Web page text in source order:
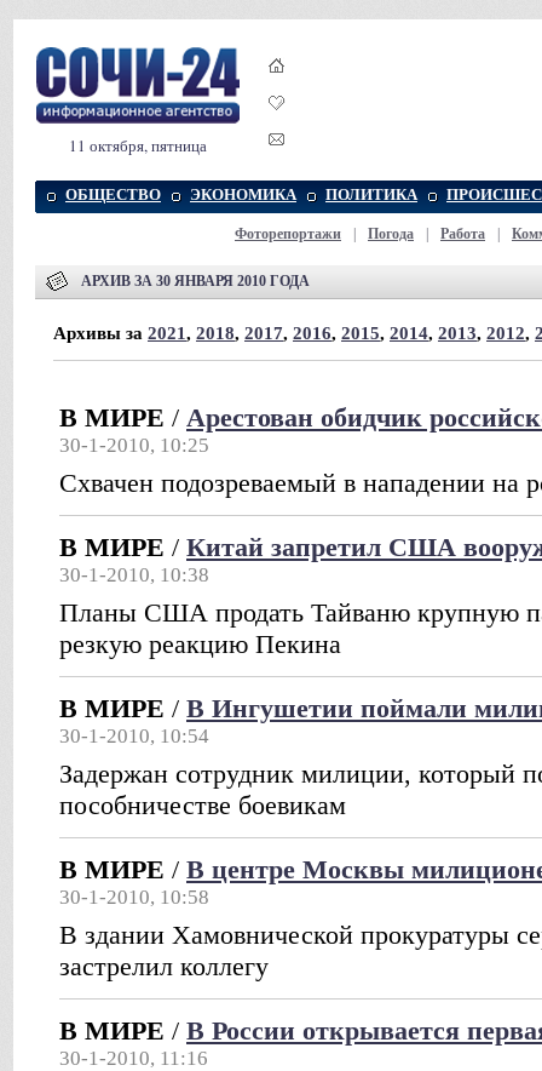
11 октября, пятница
ОБЩЕСТВО ЭКОНОМИКА ПОЛИТИКА
Фоторепортажи Погода Работа
АРХИВ ЗА 30 ЯНВАРЯ 2010 ГОДА
Архивы за 2021, 2018, 2017, 2016, 2015, 2014, 2013, 2012,
В МИРЕ / Арестован обидчик
30-1-2010, 10:25
Схвачен подозреваемый в нападении на
В МИРЕ / Китай запретил США
30-1-2010, 10:38
Планы США продать Тайваню крупную
резкую реакцию Пекина
В МИРЕ / В Ингушетии поймали
30-1-2010, 10:54
Задержан сотрудник милиции, который
пособничестве боевикам
В МИРЕ / В центре Москвы
30-1-2010, 10:58
В здании Хамовнической прокуратуры
застрелил коллегу
В МИРЕ / В России открывается
30-1-2010, 11:16